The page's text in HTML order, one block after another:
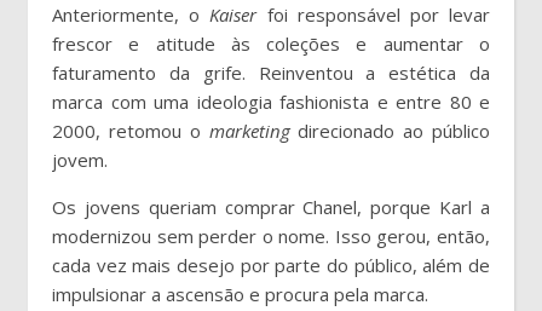
Anteriormente, o Kaiser foi responsável por levar
frescor e atitude às coleções e aumentar o
faturamento da grife. Reinventou a estética da
marca com uma ideologia fashionista e entre 80 e
2000, retomou o marketingdirecionado ao público
jovem.
Os jovens queriam comprar Chanel, porque Karl a
modernizou sem perder o nome. Isso gerou, então,
cada vez mais desejo por parte do público, além de
impulsionar a ascensão e procura pela marca.